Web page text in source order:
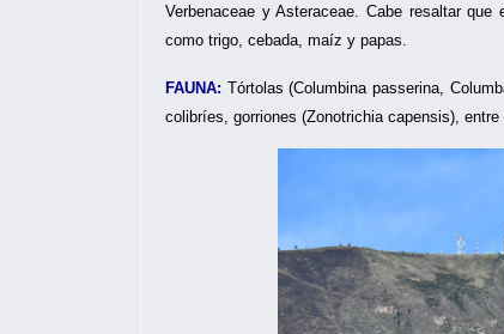
Verbenaceae y Asteraceae. Cabe resaltar
como trigo, cebada, maíz y papas.
FAUNA: Tórtolas (Columbina passerina,
colibríes, gorriones (Zonotrichia capensis), entre